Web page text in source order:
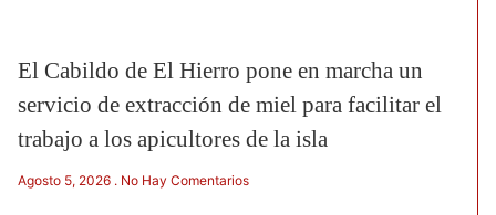
El Cabildo de El Hierro pone en marcha un
servicio de extracción de miel para facilitar el
trabajo a los apicultores de la isla
Agosto 5, 2026 No Hay Comentarios